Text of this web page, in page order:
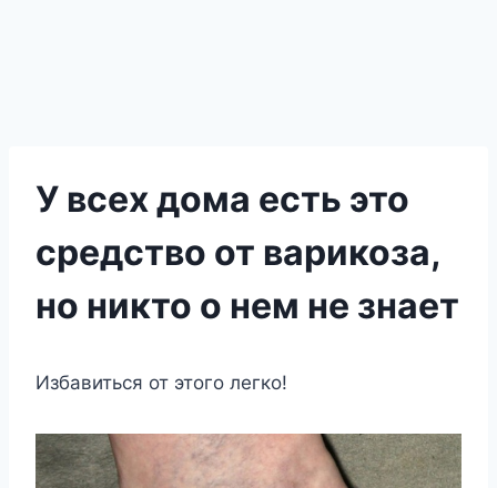
У всех дома есть это
средство от варикоза,
но никто о нем не знает
Избавиться от этого легко!